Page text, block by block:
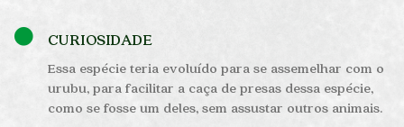
CURIOSIDADE
Essa espécie teria evoluído para se assemelhar com o
urubu, para facilitar a caça de presas dessa espécie,
como se fosse um deles, sem assustar outros animais.